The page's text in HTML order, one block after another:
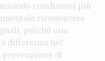
condizioni più
riconoscere
poiché una
differenza nel
di